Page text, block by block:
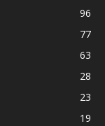
96
77
63
28
23
19